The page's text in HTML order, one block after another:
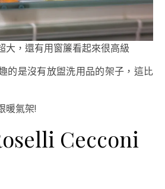
大，還有用窗簾看起來很高級
的是沒有放盥洗用品的架子，這比
暖氣架!
Cecconi